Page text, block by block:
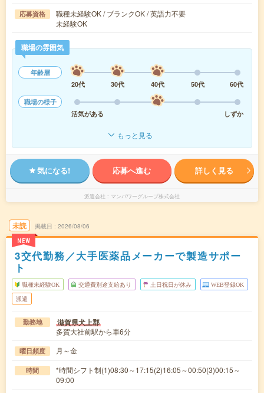
応募資格
職種未経験OK / ブランクOK / 英語力不要
未経験OK
職場の雰囲気
年齢層
20代
30代 40代 50代
60代
職場の様子
活気がある
しずか
もっと見る
気になる! 応募へ進む 詳しく見る
派遣会社 マンパワーグループ株式会社
未読
NEW
掲載日 2026/08/06
3交代勤務／大手医薬品メーカーで製造サポー
ト
職種未経験OK 交通費別途支給あり 土日祝日が休み WEB登録OK
派遣
勤務地 滋賀県犬上郡
多賀大社前駅から車6分
曜日頻度 月～金
時間
*時間シフト制(1)08:30～17:15(2)16:05～00:50(3)00:15～
09:00